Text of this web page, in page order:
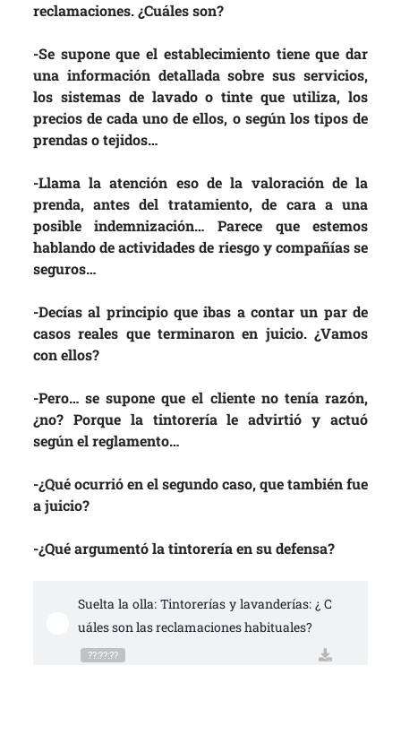
reclamaciones. ¿Cuáles son?
-Se supone que el establecimiento tiene que dar
una información detallada sobre sus servicios,
los sistemas de lavado o tinte que utiliza, los
precios de cada uno de ellos, o según los tipos de
prendas o tejidos…
-Llama la atención eso de la valoración de la
prenda, antes del tratamiento, de cara a una
posible indemnización… Parece que estemos
hablando de actividades de riesgo y compañías se
seguros…
-Decías al principio que ibas a contar un par de
casos reales que terminaron en juicio. ¿Vamos
con ellos?
-Pero… se supone que el cliente no tenía razón,
¿no? Porque la tintorería le advirtió y actuó
según el reglamento…
-¿Qué ocurrió en el segundo caso, que también fue
a juicio?
-¿Qué argumentó la tintorería en su defensa?
Suelta la olla: Tintorerías y lavanderías: ¿ C
uáles son las reclamaciones habituales?
??:??:??